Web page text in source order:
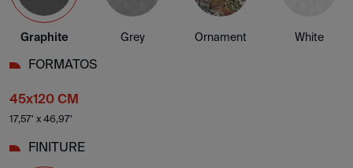
Graphite Grey Ornament White
FORMATOS
45x120 CM
17,57' x 46,97'
FINITURE